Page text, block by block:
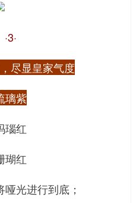
·3·
尽显皇家气度
璃紫
瑙红
瑚红
光进行到底；